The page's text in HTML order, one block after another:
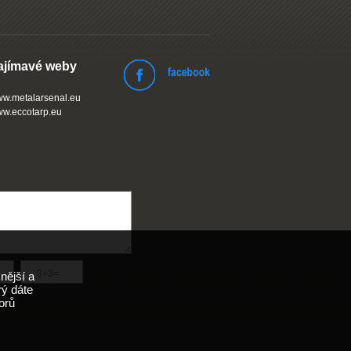
weby
a
dáte